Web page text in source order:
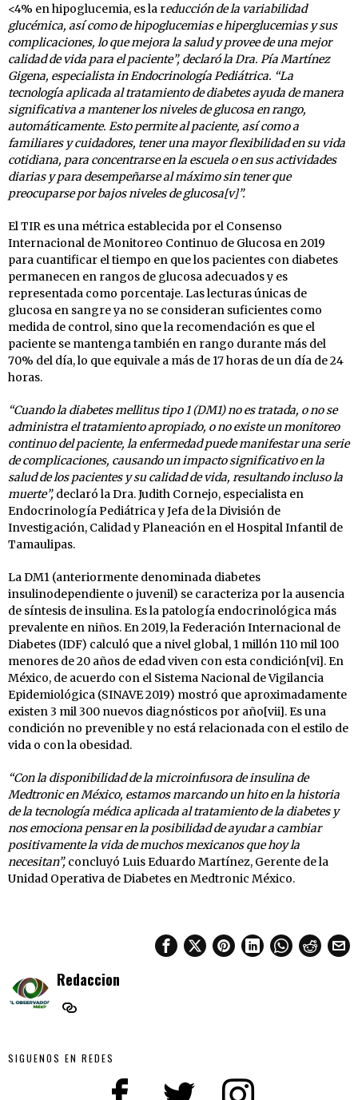
<4% en hipoglucemia, es la reducción de la variabilidad
glucémica, así como de hipoglucemias e hiperglucemias y sus
complicaciones, lo que mejora la salud y provee de una mejor
calidad de vida para el paciente”, declaró la Dra. Pía Martínez
Gigena, especialista in Endocrinología Pediátrica. “La
tecnología aplicada al tratamiento de diabetes ayuda de manera
significativa a mantener los niveles de glucosa en rango,
automáticamente. Esto permite al paciente, así como a
familiares y cuidadores, tener una mayor flexibilidad en su vida
cotidiana, para concentrarse en la escuela o en sus actividades
diarias y para desempeñarse al máximo sin tener que
preocuparse por bajos niveles de glucosa[v]”.
El TIR es una métrica establecida por el Consenso
Internacional de Monitoreo Continuo de Glucosa en 2019
para cuantificar el tiempo en que los pacientes con diabetes
permanecen en rangos de glucosa adecuados y es
representada como porcentaje. Las lecturas únicas de
glucosa en sangre ya no se consideran suficientes como
medida de control, sino que la recomendación es que el
paciente se mantenga también en rango durante más del
70% del día, lo que equivale a más de 17 horas de un día de 24
horas.
“Cuando la diabetes mellitus tipo 1 (DM1) no es tratada, o no se
administra el tratamiento apropiado, o no existe un monitoreo
continuo del paciente, la enfermedad puede manifestar una serie
de complicaciones, causando un impacto significativo en la
salud de los pacientes y su calidad de vida, resultando incluso la
muerte”, declaró la Dra. Judith Cornejo, especialista en
Endocrinología Pediátrica y Jefa de la División de
Investigación, Calidad y Planeación en el Hospital Infantil de
Tamaulipas.
La DM1 (anteriormente denominada diabetes
insulinodependiente o juvenil) se caracteriza por la ausencia
de síntesis de insulina. Es la patología endocrinológica más
prevalente en niños. En 2019, la Federación Internacional de
Diabetes (IDF) calculó que a nivel global, 1 millón 110 mil 100
menores de 20 años de edad viven con esta condición[vi]. En
México, de acuerdo con el Sistema Nacional de Vigilancia
Epidemiológica (SINAVE 2019) mostró que aproximadamente
existen 3 mil 300 nuevos diagnósticos por año[vii]. Es una
condición no prevenible y no está relacionada con el estilo de
vida o con la obesidad.
“Con la disponibilidad de la microinfusora de insulina de
Medtronic en México, estamos marcando un hito en la historia
de la tecnología médica aplicada al tratamiento de la diabetes y
nos emociona pensar en la posibilidad de ayudar a cambiar
positivamente la vida de muchos mexicanos que hoy la
necesitan”, concluyó Luis Eduardo Martínez, Gerente de la
Unidad Operativa de Diabetes en Medtronic México.
Redaccion
SIGUENOS EN REDES